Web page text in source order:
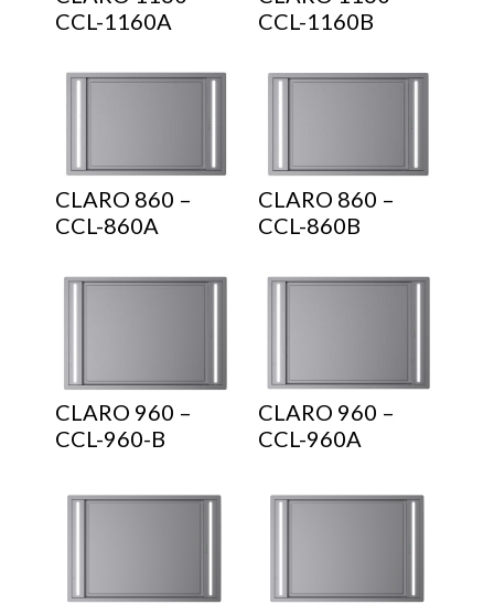
CCL-1160A
CCL-1160B
CLARO 860 –
CCL-860A
CLARO 860 –
CCL-860B
CLARO 960 –
CCL-960-B
CLARO 960 –
CCL-960A